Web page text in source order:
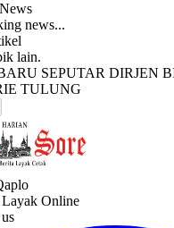
news...
lain.
SEPUTAR DIRJEN
TULUNG
Layak Online